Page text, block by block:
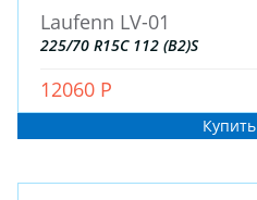
Laufenn LV-01
225/70 R15C 112 (B2)S
12060 Р
Купить